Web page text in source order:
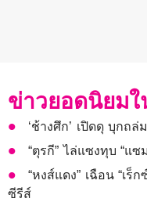
ข่าวยอดนิยม
‘ช้างศึก’ เปิดดุ บุกถ
“ตุรกี” ไล่แซงทุบ “แ
“หงส์แดง” เฉือน “เร็
ซีรีส์